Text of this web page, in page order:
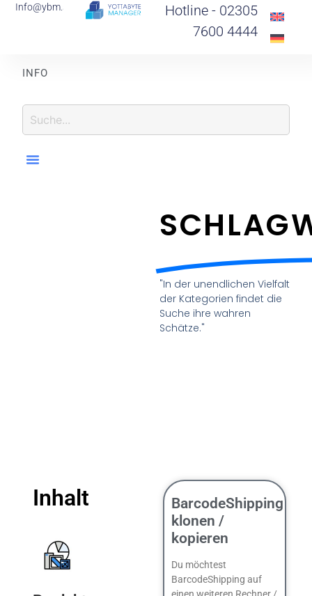
Info@ybm.support
Hotline - 02305
7600 4444
INFO
"In der unendlichen Vielfalt
der Kategorien findet die
Suche ihre wahren
Schätze."
Inhalt
BarcodeShipping
klonen /
kopieren
Du möchtest
BarcodeShipping auf